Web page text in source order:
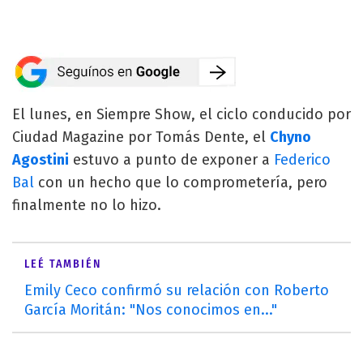
El lunes, en Siempre Show, el ciclo conducido por
Ciudad Magazine por Tomás Dente, el Chyno
Agostini estuvo a punto de exponer a Federico
Bal con un hecho que lo comprometería, pero
finalmente no lo hizo.
LEÉ TAMBIÉN
Emily Ceco confirmó su relación con Roberto
García Moritán: "Nos conocimos en..."